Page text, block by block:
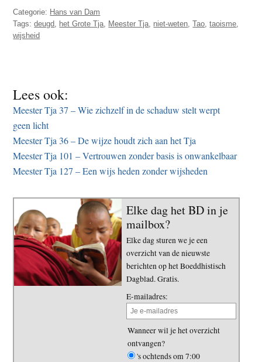
Categorie: Hans van Dam
Tags:deugd, het Grote Tja, Meester Tja, niet-weten,Tao,taoisme,
wijsheid
Lees ook:
Meester Tja 37 – Wie zichzelf in de schaduw stelt werpt
geen licht
Meester Tja 36 – De wijze houdt zich aan het Tja
Meester Tja 101 – Vertrouwen zonder basis is onwankelbaar
Meester Tja 127 – Een wijs heden zonder wijsheden
Elke dag het BD in je
mailbox?
Elke dag sturen we je een
overzicht van de nieuwste
berichten op het Boeddhistisch
Dagblad. Gratis.
E-mailadres:
Wanneer wil je het overzicht
ontvangen?
's ochtends om 7:00